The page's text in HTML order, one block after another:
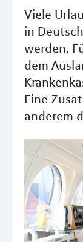
Viele
in
werden.
dem
Eine
anderem